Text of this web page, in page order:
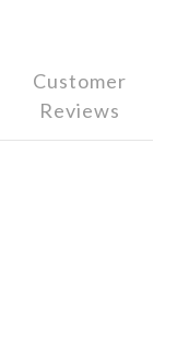
Customer
Reviews